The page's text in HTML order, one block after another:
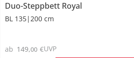
Duo-Steppbett Royal
BL 135|200 cm
ab 149,00 €UVP